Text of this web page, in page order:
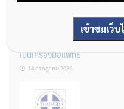
รู้หรือไม่? ผลิตภัณฑ์ชุดตรวจสํา
เป็นเครื่องมือแพทย์
14 กรกฎาคม 2026
เข้าชมเว็